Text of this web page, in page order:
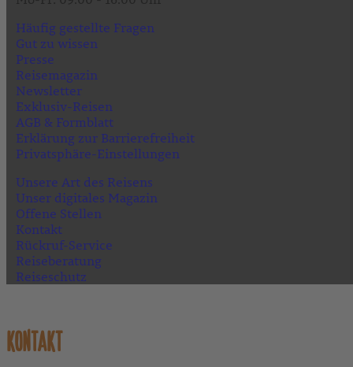
Häufig gestellte Fragen
Gut zu wissen
Presse
Reisemagazin
Newsletter
Exklusiv-Reisen
AGB & Formblatt
Erklärung zur Barrierefreiheit
Privatsphäre-Einstellungen
Unsere Art des Reisens
Unser digitales Magazin
Offene Stellen
Kontakt
Rückruf-Service
Reiseberatung
Reiseschutz
KONTAKT